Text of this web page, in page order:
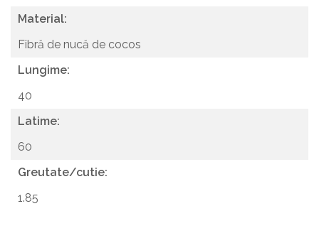
covorașul poate fi aspirat. Pentru a păstra integritatea și
Material:
Fibră de nucă de cocos
Lungime:
40
Latime:
60
Greutate/cutie:
1.85